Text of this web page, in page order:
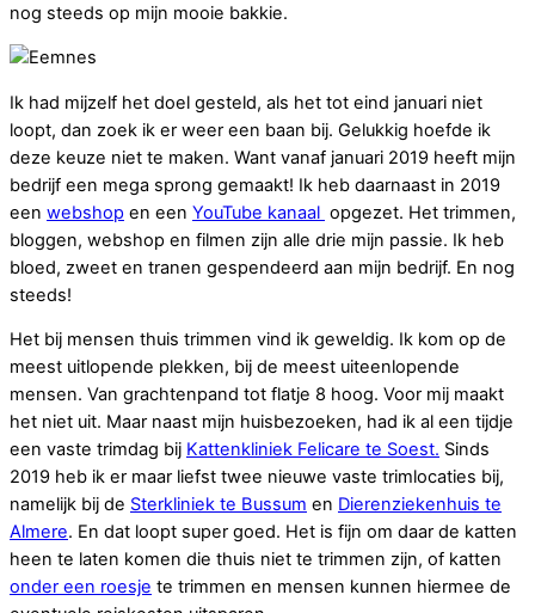
nog steeds op mijn mooie bakkie.
Ik had mijzelf het doel gesteld, als het tot eind januari niet
loopt, dan zoek ik er weer een baan bij. Gelukkig hoefde ik
deze keuze niet te maken. Want vanaf januari 2019 heeft mijn
bedrijf een mega sprong gemaakt! Ik heb daarnaast in 2019
een webshop en een YouTube kanaal opgezet. Het trimmen,
bloggen, webshop en filmen zijn alle drie mijn passie. Ik heb
bloed, zweet en tranen gespendeerd aan mijn bedrijf. En nog
steeds!
Het bij mensen thuis trimmen vind ik geweldig. Ik kom op de
meest uitlopende plekken, bij de meest uiteenlopende
mensen. Van grachtenpand tot flatje 8 hoog. Voor mij maakt
het niet uit. Maar naast mijn huisbezoeken, had ik al een tijdje
een vaste trimdag bij Kattenkliniek Felicare te Soest. Sinds
2019 heb ik er maar liefst twee nieuwe vaste trimlocaties bij,
namelijk bij de Sterkliniek te Bussum en Dierenziekenhuis te
Almere. En dat loopt super goed. Het is fijn om daar de katten
heen te laten komen die thuis niet te trimmen zijn, of katten
onder een roesje te trimmen en mensen kunnen hiermee de